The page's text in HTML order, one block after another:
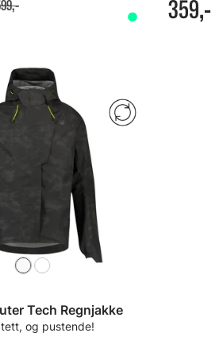
359,-
Tech Regnjakke
og pustende!